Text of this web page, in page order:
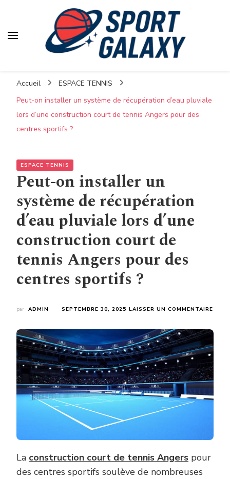
Accueil
ESPACE TENNIS
Peut-on installer un système de récupération d’eau pluviale
lors d’une construction court de tennis Angers pour des
centres sportifs ?
ESPACE TENNIS
Peut-on installer un
système de récupération
d’eau pluviale lors d’une
construction court de
tennis Angers pour des
centres sportifs ?
par ADMIN SEPTEMBRE 30, 2025 LAISSER UN COMMENTAIRE
UN
DE
LORS
DE
La construction court de tennis Angers pour
des centres sportifs soulève de nombreuses